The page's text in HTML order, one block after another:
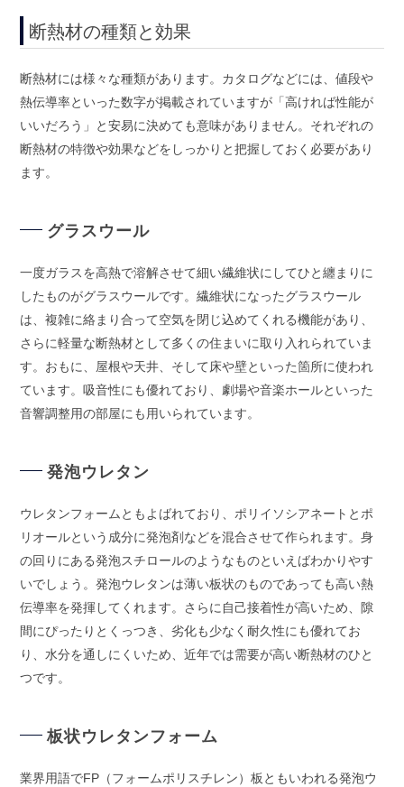
断熱材の種類と効果
断熱材には様々な種類があります。カタログなどには、値段や
熱伝導率といった数字が掲載されていますが「高ければ性能が
いいだろう」と安易に決めても意味がありません。それぞれの
断熱材の特徴や効果などをしっかりと把握しておく必要があり
ます。
グラスウール
一度ガラスを高熱で溶解させて細い繊維状にしてひと纏まりに
したものがグラスウールです。繊維状になったグラスウール
は、複雑に絡まり合って空気を閉じ込めてくれる機能があり、
さらに軽量な断熱材として多くの住まいに取り入れられていま
す。おもに、屋根や天井、そして床や壁といった箇所に使われ
ています。吸音性にも優れており、劇場や音楽ホールといった
音響調整用の部屋にも用いられています。
発泡ウレタン
ウレタンフォームともよばれており、ポリイソシアネートとポ
リオールという成分に発泡剤などを混合させて作られます。身
の回りにある発泡スチロールのようなものといえばわかりやす
いでしょう。発泡ウレタンは薄い板状のものであっても高い熱
伝導率を発揮してくれます。さらに自己接着性が高いため、隙
間にぴったりとくっつき、劣化も少なく耐久性にも優れてお
り、水分を通しにくいため、近年では需要が高い断熱材のひと
つです。
板状ウレタンフォーム
業界用語でFP（フォームポリスチレン）板ともいわれる発泡ウ